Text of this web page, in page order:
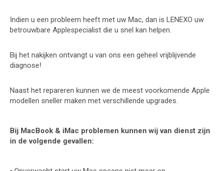
Indien u een probleem heeft met uw Mac, dan is LENEXO uw
betrouwbare Applespecialist die u snel kan helpen.
Bij het nakijken ontvangt u van ons een geheel vrijblijvende
diagnose!
Naast het repareren kunnen we de meest voorkomende Apple
modellen sneller maken met verschillende upgrades.
Bij MacBook & iMac problemen kunnen wij van dienst zijn
in de volgende gevallen: